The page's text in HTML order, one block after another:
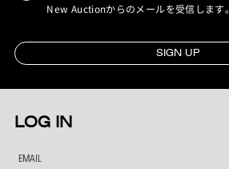
New Auctionからのメールを受信します。
SIGN UP
LOG IN
EMAIL